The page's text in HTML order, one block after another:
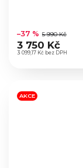
hodnocení
produktu
je
hvězdiček.
3 099,17 Kč bez DPH
–37 % 5 990 Kč
3 750 Kč
AKCE